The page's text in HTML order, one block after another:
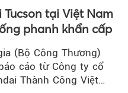
Tucson tại Việt Nam
phanh khẩn cấp
(Bộ Công Thương)
cáo từ Công ty cổ
Thành Công Việt